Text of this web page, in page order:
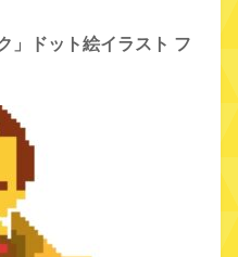
」ドット絵イラスト フ